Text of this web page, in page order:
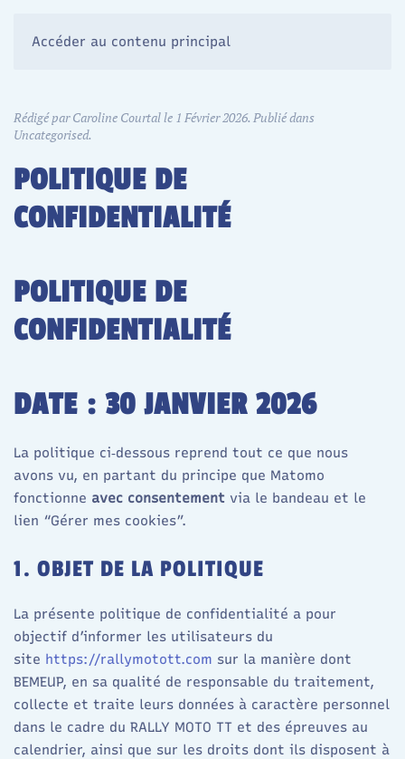
Accéder au contenu principal
Rédigé par Caroline Courtal le 1 Février 2026. Publié dans
Uncategorised.
POLITIQUE DE
CONFIDENTIALITÉ
POLITIQUE DE
CONFIDENTIALITÉ
DATE : 30 JANVIER 2026
La politique ci‑dessous reprend tout ce que nous
avons vu, en partant du principe que Matomo
fonctionne avec consentement via le bandeau et le
lien “Gérer mes cookies”.
1. OBJET DE LA POLITIQUE
La présente politique de confidentialité a pour
objectif d’informer les utilisateurs du
site https://rallymotott.com sur la manière dont
BEMEUP, en sa qualité de responsable du traitement,
collecte et traite leurs données à caractère personnel
dans le cadre du RALLY MOTO TT et des épreuves au
calendrier, ainsi que sur les droits dont ils disposent à